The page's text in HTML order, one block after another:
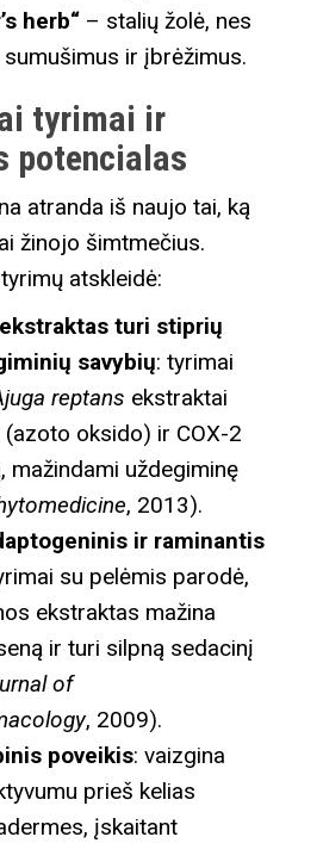
herb“ – stalių žolė, nes
ir įbrėžimus.
tyrimai ir
potencialas
atranda iš naujo tai, ką
žinojo šimtmečius.
atskleidė:
turi stiprių
savybių: tyrimai
reptans ekstraktai
(azoto oksido) ir COX-2
mažindami uždegiminę
, 2013).
ir raminantis
su pelėmis parodė,
ekstraktas mažina
ir turi silpną sedacinį
of
, 2009).
poveikis: vaizgina
prieš kelias
įskaitant